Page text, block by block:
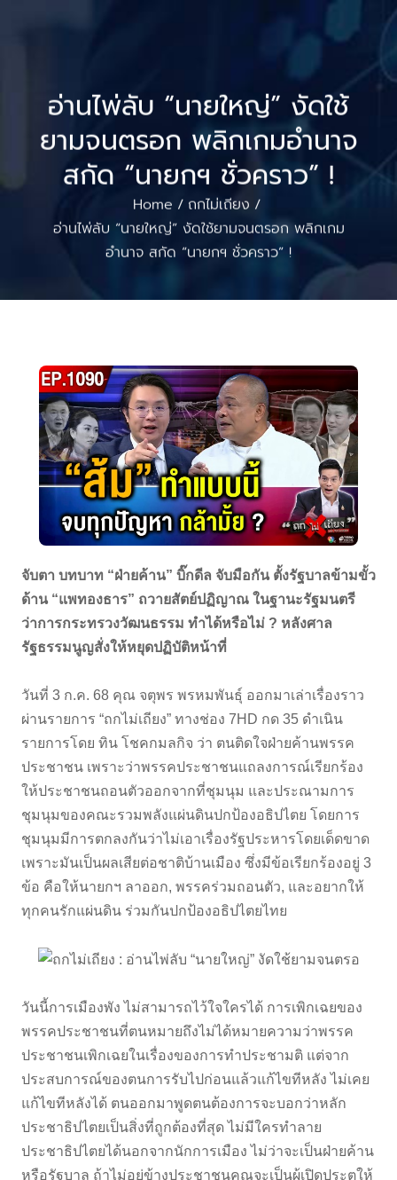
อ่านไพ่ลับ “นายใหญ่” งัดใช้
ยามจนตรอก พลิกเกมอำนาจ
สกัด “นายกฯ ชั่วคราว” !
Home / ถกไม่เถียง /
อ่านไพ่ลับ “นายใหญ่” งัดใช้ยามจนตรอก พลิกเกม
อำนาจ สกัด “นายกฯ ชั่วคราว” !
จับตา บทบาท “ฝ่ายค้าน” บิ๊กดีล จับมือกัน ตั้งรัฐบาลข้ามขั้ว
ด้าน “แพทองธาร” ถวายสัตย์ปฏิญาณ ในฐานะรัฐมนตรี
ว่าการกระทรวงวัฒนธรรม ทำได้หรือไม่ ? หลังศาล
รัฐธรรมนูญสั่งให้หยุดปฏิบัติหน้าที่
วันที่ 3 ก.ค. 68 คุณ จตุพร พรหมพันธุ์ ออกมาเล่าเรื่องราว
ผ่านรายการ “ถกไม่เถียง” ทางช่อง 7HD กด 35 ดำเนิน
รายการโดย ทิน โชคกมลกิจ ว่า ตนติดใจฝ่ายค้านพรรค
ประชาชน เพราะว่าพรรคประชาชนแถลงการณ์เรียกร้อง
ให้ประชาชนถอนตัวออกจากที่ชุมนุม และประณามการ
ชุมนุมของคณะรวมพลังแผ่นดินปกป้องอธิปไตย โดยการ
ชุมนุมมีการตกลงกันว่าไม่เอาเรื่องรัฐประหารโดยเด็ดขาด
เพราะมันเป็นผลเสียต่อชาติบ้านเมือง ซึ่งมีข้อเรียกร้องอยู่ 3
ข้อ คือให้นายกฯ ลาออก, พรรคร่วมถอนตัว, และอยากให้
ทุกคนรักแผ่นดิน ร่วมกันปกป้องอธิปไตยไทย
วันนี้การเมืองพัง ไม่สามารถไว้ใจใครได้ การเพิกเฉยของ
พรรคประชาชนที่ตนหมายถึงไม่ได้หมายความว่าพรรค
ประชาชนเพิกเฉยในเรื่องของการทำประชามติ แต่จาก
ประสบการณ์ของตนการรับไปก่อนแล้วแก้ไขทีหลัง ไม่เคย
แก้ไขทีหลังได้ ตนออกมาพูดตนต้องการจะบอกว่าหลัก
ประชาธิปไตยเป็นสิ่งที่ถูกต้องที่สุด ไม่มีใครทำลาย
ประชาธิปไตยได้นอกจากนักการเมือง ไม่ว่าจะเป็นฝ่ายค้าน
หรือรัฐบาล ถ้าไม่อยู่ข้างประชาชนคุณจะเป็นผู้เปิดประตูให้